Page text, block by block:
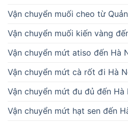
Vận chuyển muối cheo từ
Vận chuyển muối kiến vàng
Vận chuyển mứt atiso đến Hà
Vận chuyển mứt cà rốt đi Hà
Vận chuyển mứt đu đủ đến Hà
Vận chuyển mứt hạt sen đến